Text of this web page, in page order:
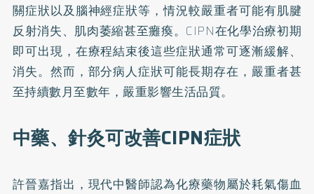
關症狀以及腦神經症狀等，情況較嚴重者可能有肌腱
反射消失、肌肉萎縮甚至癱瘓。CIPN在化學治療初期
即可出現，在療程結束後這些症狀通常可逐漸緩解、
消失。然而，部分病人症狀可能長期存在，嚴重者甚
至持續數月至數年，嚴重影響生活品質。
中藥、針灸可改善CIPN症狀
許晉嘉指出，現代中醫師認為化療藥物屬於耗氣傷血